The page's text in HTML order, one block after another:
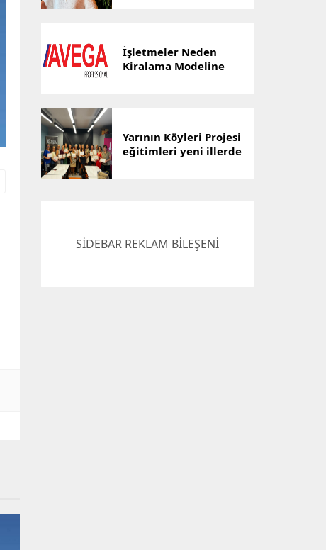
İşletmeler Neden
Kiralama Modeline
Yarının Köyleri Projesi
eğitimleri yeni illerde
SİDEBAR REKLAM BİLEŞENİ